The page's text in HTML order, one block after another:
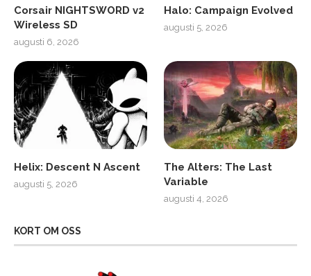
Corsair NIGHTSWORD v2
Wireless SD
augusti 6, 2026
Halo: Campaign Evolved
augusti 5, 2026
Helix: Descent N Ascent
augusti 5, 2026
The Alters: The Last
Variable
augusti 4, 2026
KORT OM OSS